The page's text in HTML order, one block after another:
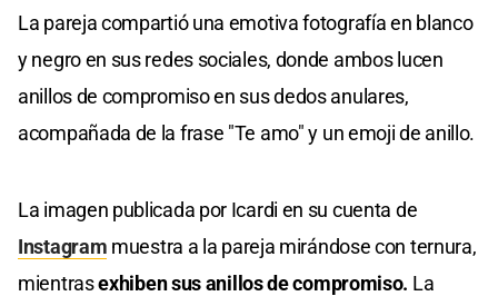
La pareja compartió una emotiva fotografía en blanco
y negro en sus redes sociales, donde ambos lucen
anillos de compromiso en sus dedos anulares,
acompañada de la frase "Te amo" y un emoji de anillo.
La imagen publicada por Icardi en su cuenta de
Instagram muestra a la pareja mirándose con ternura,
mientrasexhiben sus anillos de compromiso. La